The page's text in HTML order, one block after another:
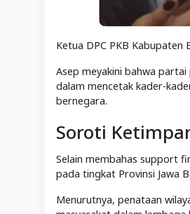
Ketua DPC PKB
Asep meyakini bahwa
dalam mencetak kader-
bernegara.
Soroti
Selain membahas support
pada tingkat Provinsi Jawa
Menurutnya, penataan